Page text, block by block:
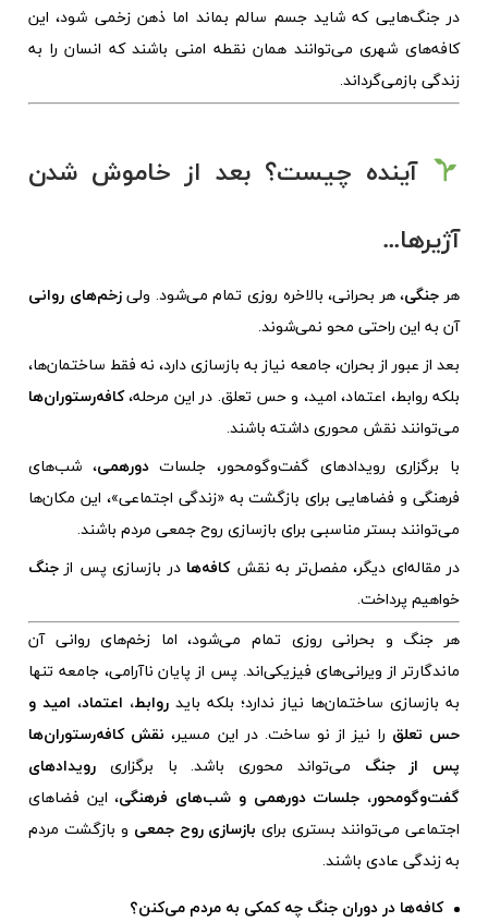
در جنگ‌هایی که شاید جسم سالم بماند اما ذهن زخمی شود، این
کافه‌های شهری می‌توانند همان نقطه امنی باشند که انسان را به
زندگی بازمی‌گرداند.
آینده چیست؟ بعد از خاموش شدن
آژیرها…
هرجنگی، هر بحرانی، بالاخره روزی تمام می‌شود. ولیزخم‌های روانی
آن به این راحتی محو نمی‌شوند.
بعد از عبور از بحران، جامعه نیاز به بازسازی دارد، نه فقط ساختمان‌ها،
بلکه روابط، اعتماد، امید، و حس تعلق. در این مرحله،کافه‌رستوران‌ها
می‌توانند نقش محوری داشته باشند.
با برگزاری رویدادهای گفت‌وگومحور، جلساتدورهمی، شب‌های
فرهنگی و فضاهایی برای بازگشت به «زندگی اجتماعی»، این مکان‌ها
می‌توانند بستر مناسبی برای بازسازی روح جمعی مردم باشند.
در مقاله‌ای دیگر، مفصل‌تر به نقشکافه‌ها در بازسازی پس ازجنگ
خواهیم پرداخت.
هر جنگ و بحرانی روزی تمام می‌شود، اما زخم‌های روانی آن
ماندگارتر از ویرانی‌های فیزیکی‌اند. پس از پایان ناآرامی، جامعه تنها
به بازسازی ساختمان‌ها نیاز ندارد؛ بلکه باید روابط، اعتماد، امید و
حس تعلق را نیز از نو ساخت. در این مسیر، نقش کافه‌رستوران‌ها
پس از جنگ می‌تواند محوری باشد. با برگزاری رویدادهای
گفت‌وگومحور، جلسات دورهمی و شب‌های فرهنگی، این فضاهای
اجتماعی می‌توانند بستری برای بازسازی روح جمعی و بازگشت مردم
به زندگی عادی باشند.
کافه‌ها در دوران جنگ چه کمکی به مردم می‌کنن؟